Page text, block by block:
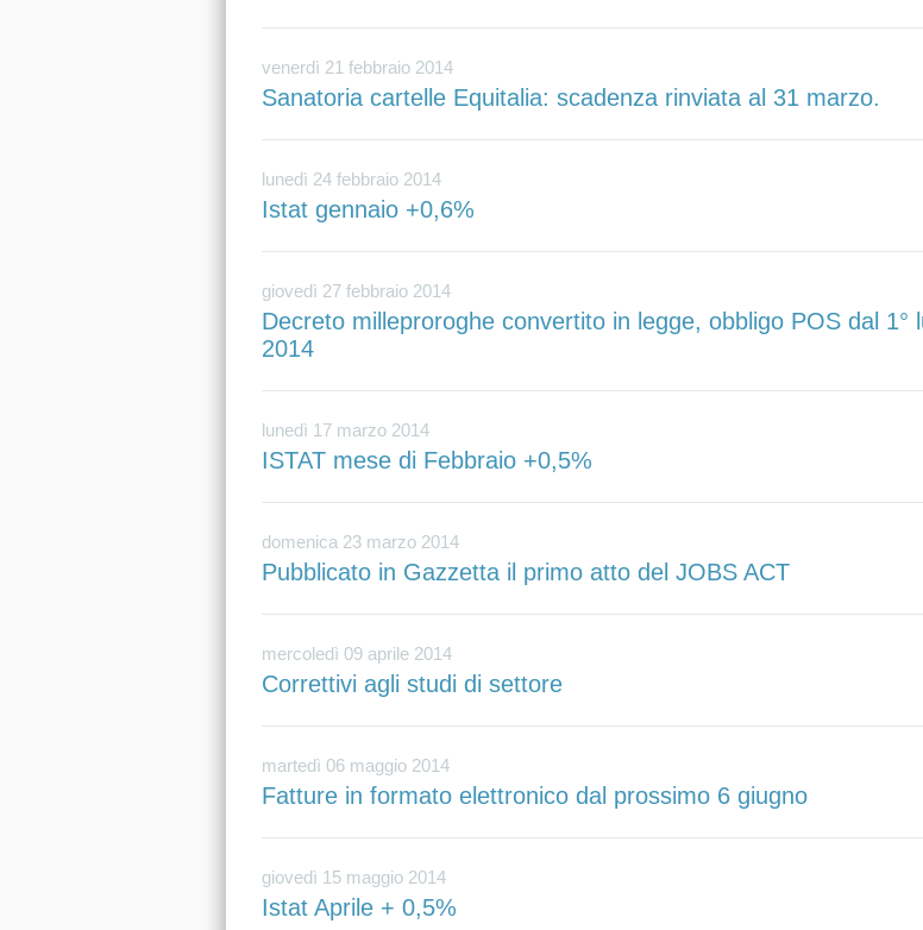
venerdì 21 febbraio 2014
Sanatoria cartelle Equitalia: scadenza rinviata al 31 marzo.
lunedì 24 febbraio 2014
Istat gennaio +0,6%
giovedì 27 febbraio 2014
Decreto milleproroghe convertito in legge, obbligo POS dal 1°
2014
lunedì 17 marzo 2014
ISTAT mese di Febbraio +0,5%
domenica 23 marzo 2014
Pubblicato in Gazzetta il primo atto del JOBS ACT
mercoledì 09 aprile 2014
Correttivi agli studi di settore
martedì 06 maggio 2014
Fatture in formato elettronico dal prossimo 6 giugno
giovedì 15 maggio 2014
Istat Aprile + 0,5%